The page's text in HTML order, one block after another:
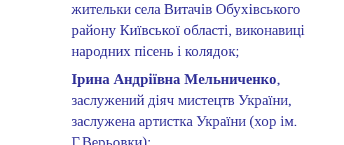
жительки села Витачів Обухівського
району Київської області, виконавиці
народних пісень і колядок;
Ірина Андріївна Мельниченко,
заслужений діяч мистецтв України,
заслужена артистка України (хор ім.